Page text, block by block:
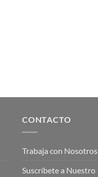
CONTACTO
Trabaja con Nosotros
Suscríbete a Nuestro